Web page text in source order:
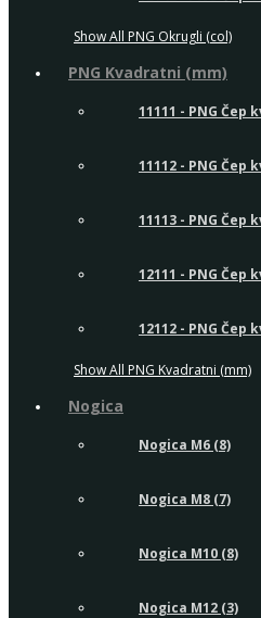
Show All PNG Okrugli (col)
PNG Kvadratni (mm)
11111 - PNG
11112 - PNG
11113 - PNG
12111 - PNG
12112 - PNG
Show All PNG Kvadratni (mm)
Nogica
Nogica M6 (8)
Nogica M8 (7)
Nogica M10 (8)
Nogica M12 (3)